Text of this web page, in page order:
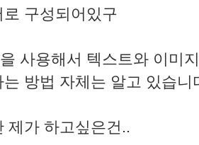
로 구성되어있구
사용해서 텍스트와 이미
는 방법 자체는 알고 있습니
제가 하고싶은건..